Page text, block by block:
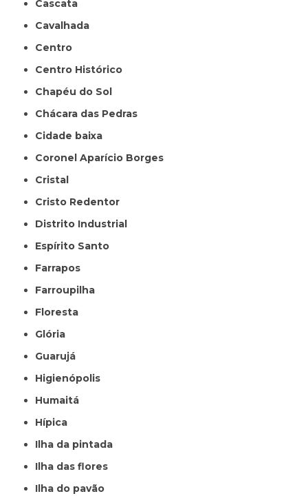
Cascata
Cavalhada
Centro
Centro Histórico
Chapéu do Sol
Chácara das Pedras
Cidade baixa
Coronel Aparício Borges
Cristal
Cristo Redentor
Distrito Industrial
Espírito Santo
Farrapos
Farroupilha
Floresta
Glória
Guarujá
Higienópolis
Humaitá
Hípica
Ilha da pintada
Ilha das flores
Ilha do pavão